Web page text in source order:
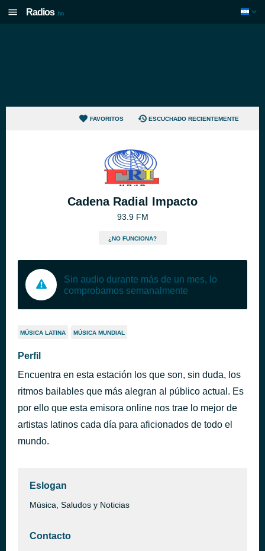
Radios .hn
FAVORITOS ESCUCHADO RECIENTEMENTE
Cadena Radial Impacto
93.9 FM
¿NO FUNCIONA?
Sin audio durante más de un mes, lo
comprobamos semanalmente
MÚSICA LATINA MÚSICA MUNDIAL
Perfil
Encuentra en esta estación los que son, sin duda, los
ritmos bailables que más alegran al público actual. Es
por ello que esta emisora online nos trae lo mejor de
artistas latinos cada día para aficionados de todo el
mundo.
Eslogan
Música, Saludos y Noticias
Contacto